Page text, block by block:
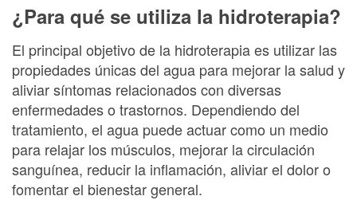
¿Para qué se utiliza la hidroterapia?
El principal objetivo de la hidroterapia es utilizar las
propiedades únicas del agua para mejorar la salud y
aliviar síntomas relacionados con diversas
enfermedades o trastornos. Dependiendo del
tratamiento, el agua puede actuar como un medio
para relajar los músculos, mejorar la circulación
sanguínea, reducir la inflamación, aliviar el dolor o
fomentar el bienestar general.